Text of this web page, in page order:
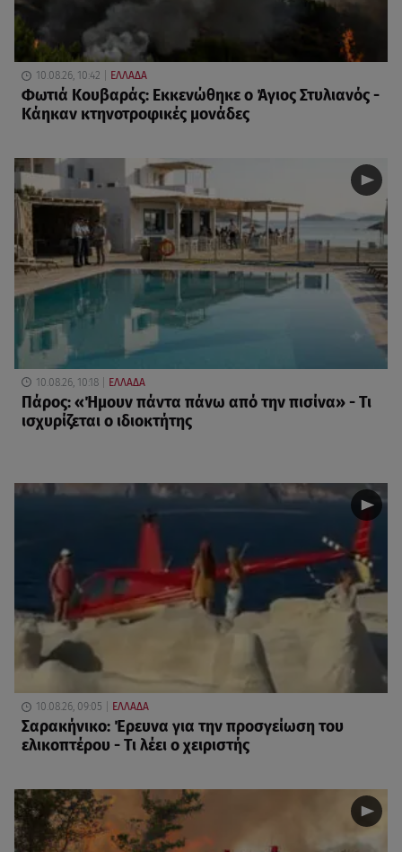
10.08.26, 10:42 ΕΛΛΑΔΑ
Φωτιά Κουβαράς: Εκκενώθηκε ο Άγιος Στυλιανός -
Κάηκαν κτηνοτροφικές μονάδες
10.08.26, 10:18 ΕΛΛΑΔΑ
Πάρος: «Ήμουν πάντα πάνω από την πισίνα» - Τι
ισχυρίζεται ο ιδιοκτήτης
10.08.26, 09:05 ΕΛΛΑΔΑ
Σαρακήνικο: Έρευνα για την προσγείωση του
ελικοπτέρου - Τι λέει ο χειριστής